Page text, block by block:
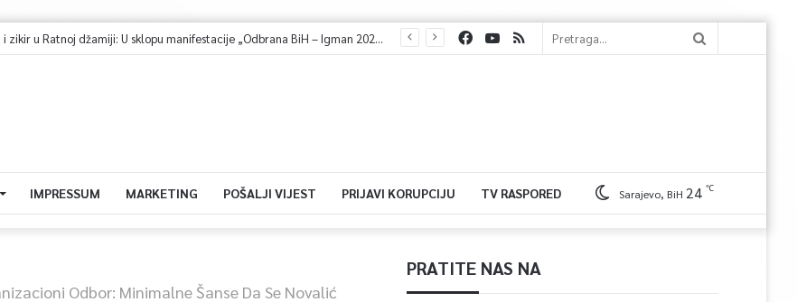
Sarajevo u znaku spektakla: Bentbaša Cliff Diving ponovo okuplja najbolje skakače i vrhunsku zabavu
IMPRESSUM MARKETING POŠALJI VIJEST PRIJAVI KORUPCIJU TV RASPORED Sarajevo, BiH 24 ℃
Odbor: Minimalne Šanse Da Se Novalić
PRATITE NAS NA